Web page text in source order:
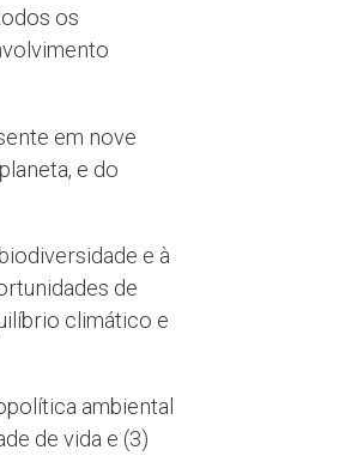
os
em nove
e do
e à
de
climático e
ambiental
de vida e (3)